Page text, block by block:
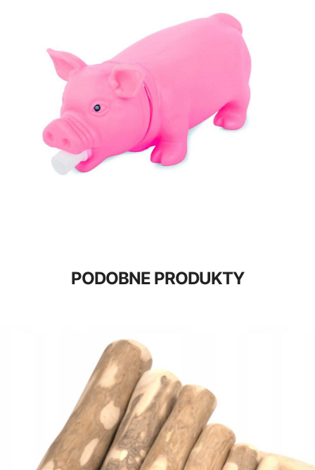
PODOBNE PRODUKTY